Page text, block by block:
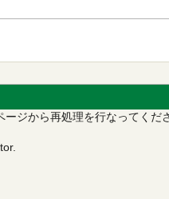
ージから再処理を行なってくだ